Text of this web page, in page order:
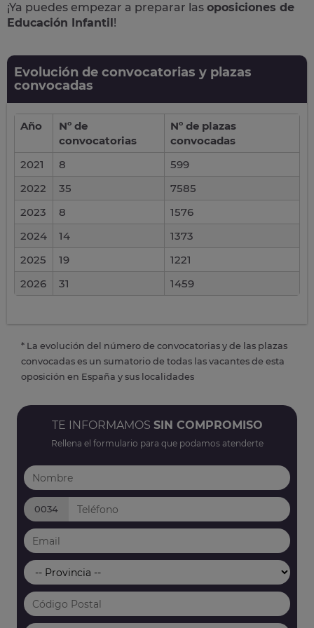
¡Ya puedes empezar a preparar las oposiciones de
Educación Infantil!
Evolución de convocatorias y plazas
convocadas
Año
Nº de
convocatorias
Nº de plazas
convocadas
2021
8
599
2022
35
7585
2023
8
1576
2024
14
1373
2025
19
1221
2026
31 1459
* La evolución del número de convocatorias y de las plazas
convocadas es un sumatorio de todas las vacantes de esta
oposición en España y sus localidades
TE INFORMAMOS SIN COMPROMISO
Rellena el formulario para que podamos atenderte
0034